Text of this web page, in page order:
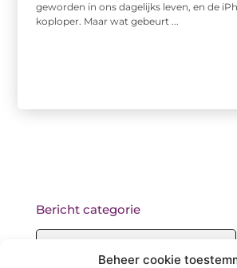
Beheer cookie
geworden in ons dagelijks leven, en de
koploper. Maar wat gebeurt ...
Bericht categorie